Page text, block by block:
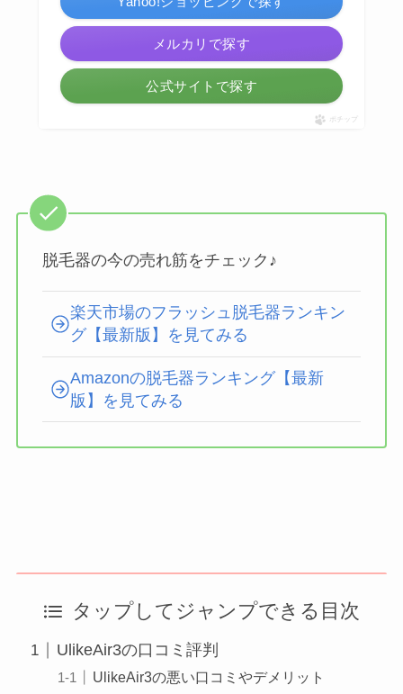
メルカリで探す
公式サイトで探す
ポチップ
脱毛器の今の売れ筋をチェック♪
楽天市場のフラッシュ脱毛器ランキン
グ【最新版】を見てみる
Amazonの脱毛器ランキング【最新
版】を見てみる
タップしてジャンプできる目次
UlikeAir3の口コミ評判
UlikeAir3の悪い口コミやデメリット